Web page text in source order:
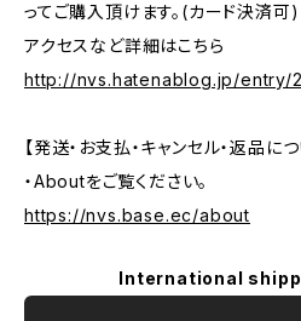
ってご購入頂けます。(カード決済可)
アクセスなど詳細はこちら
http://nvs.hatenablog.jp/entry/
【発送・お支払・キャンセル・返品につ
・Aboutをご覧ください。
https://nvs.base.ec/about
International